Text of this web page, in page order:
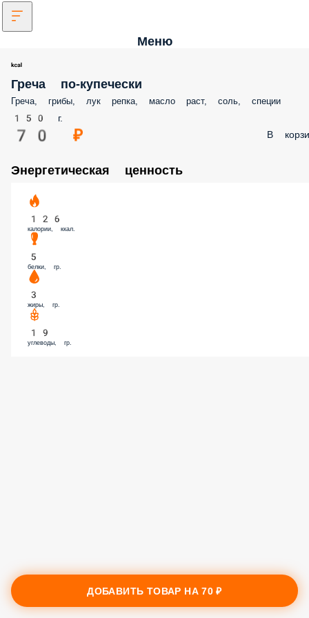
Меню
Греча по-купечески
Греча, грибы, лук репка, масло раст, соль, специи
150 г.
70 ₽ В
Энергетическая ценность
126
калории, ккал.
5
белки, гр.
3
жиры, гр.
19
углеводы, гр.
ДОБАВИТЬ ТОВАР НА70 ₽